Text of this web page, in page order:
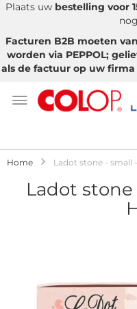
Plaats uw bestelling voor
nog
Facturen B2B moeten
worden via PEPPOL;
als de factuur op uw
Home Ladot stone - small
Ladot